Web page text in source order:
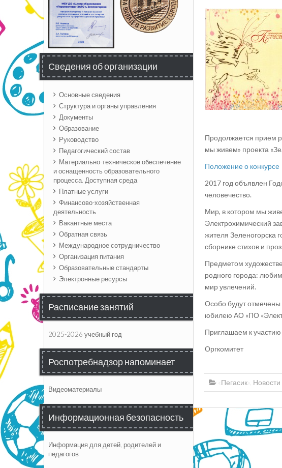
Сведения об организации
Основные сведения
Структура и органы управления
Документы
Образование
Руководство
Педагогический состав
Материально-техническое обеспечение
и оснащенность образовательного
процесса. Доступная среда
Платные услуги
Финансово-хозяйственная
деятельность
Вакантные места
Обратная связь
Международное сотрудничество
Организация питания
Образовательные стандарты
Электронные ресурсы
Расписание занятий
2025-2026 учебный год
Роспотребнадзор напоминает
Видеоматериалы
Информационная безопасность
Информация для детей, родителей и
педагогов
Продолжается прием
мы живем» проекта
Положение о конкурсе
2017 год объявлен
человечество.
Мир, в котором мы
Электрохимический
жителя Зеленогорска
сборнике стихов и
Предметом
родного города:
мир увлечений.
Особо будут
юбилею АО «ПО
Приглашаем к
Оргкомитет
«Пегасик» Новости